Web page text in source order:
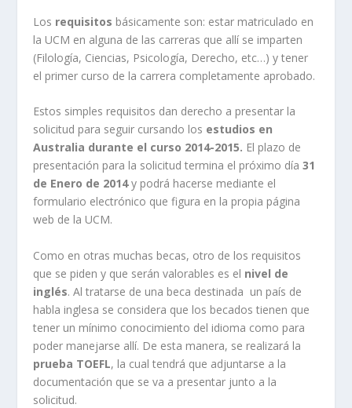
Los requisitos básicamente son: estar matriculado en
la UCM en alguna de las carreras que allí se imparten
(Filología, Ciencias, Psicología, Derecho, etc…) y tener
el primer curso de la carrera completamente aprobado.
Estos simples requisitos dan derecho a presentar la
solicitud para seguir cursando los estudios en
Australia durante el curso 2014-2015. El plazo de
presentación para la solicitud termina el próximo día31
de Enero de 2014y podrá hacerse mediante el
formulario electrónico que figura en la propia página
web de la UCM.
Como en otras muchas becas, otro de los requisitos
que se piden y que serán valorables es el nivel de
inglés. Al tratarse de una beca destinada un país de
habla inglesa se considera que los becados tienen que
tener un mínimo conocimiento del idioma como para
poder manejarse allí. De esta manera, se realizará la
prueba TOEFL, la cual tendrá que adjuntarse a la
documentación que se va a presentar junto a la
solicitud.